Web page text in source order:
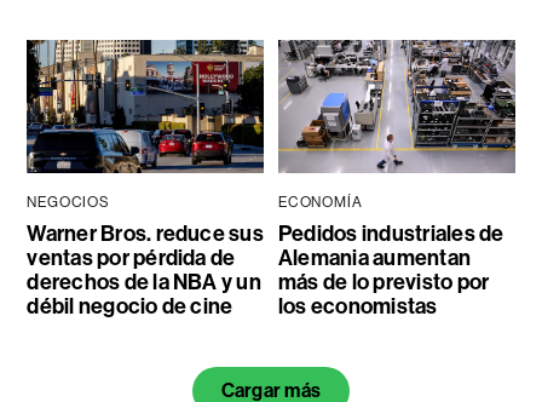
NEGOCIOS
Warner Bros. reduce sus
ventas por pérdida de
derechos de la NBA y un
débil negocio de cine
ECONOMÍA
Pedidos industriales de
Alemania aumentan
más de lo previsto por
los economistas
Cargar más